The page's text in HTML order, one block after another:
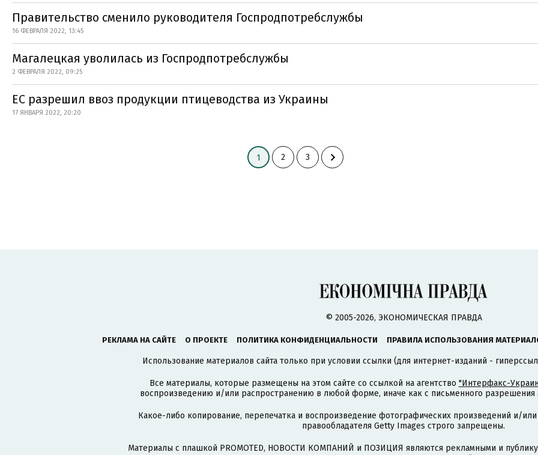
Правительство сменило руководителя Госпродпотребслужбы
16 ФЕВРАЛЯ 2022, 13:45
Магалецкая уволилась из Госпродпотребслужбы
2 ФЕВРАЛЯ 2022, 09:25
ЕС разрешил ввоз продукции птицеводства из Украины
17 ЯНВАРЯ 2022, 20:20
1 2 3
© 2005-2026, ЭКОНОМИЧЕСКАЯ ПРАВДА
РЕКЛАМА НА САЙТЕ О ПРОЕКТЕ ПОЛИТИКА КОНФИДЕНЦИАЛЬНОСТИ ПРАВИЛА ИСПОЛЬЗОВАНИЯ
Использование материалов сайта только при условии ссылки (для интернет-изданий -
Все материалы, которые размещены на этом сайте со ссылкой на агентство "Интерфакс-
воспроизведению и/или распространению в любой форме, иначе как с письменного разрешения
Какое-либо копирование, перепечатка и воспроизведение фотографических произведений и/
правообладателя Getty Images строго запрещены.
Материалы с плашкой PROMOTED, НОВОСТИ КОМПАНИЙ и ПОЗИЦИЯ являются рекламными и